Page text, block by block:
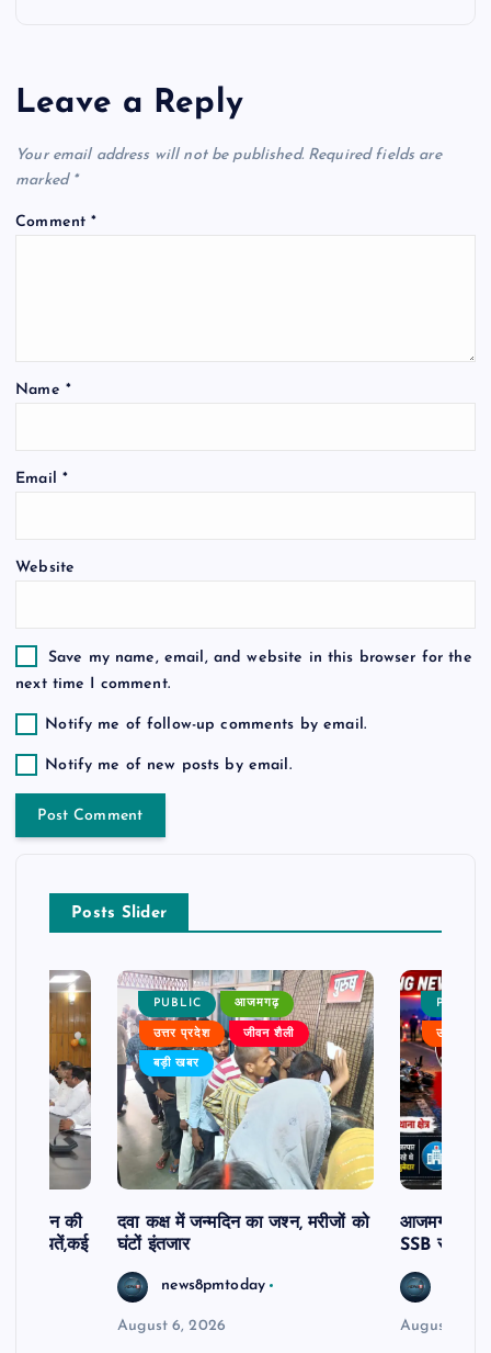
a
v
i
i
o
Leave a Reply
Your email address will not be published. Required fields are
marked *
Comment*
Name *
Email *
Website
Save my name, email, and website in this browser for the
next time I comment.
Notify me of follow-up comments by email.
Notify me of new posts by email.
Posts Slider
की
शिकायतें,कई
PUBLIC आजमगढ़
उत्तर प्रदेश जीवन शैली
बड़ी खबर
दवा कक्ष में जन्मदिन का जश्न, मरीजों को
घंटों इंतजार
news8pmtoday
August 6, 2026
PUBLIC
उत्तर
आजमगढ़
SSB सुबेदार
August 6,